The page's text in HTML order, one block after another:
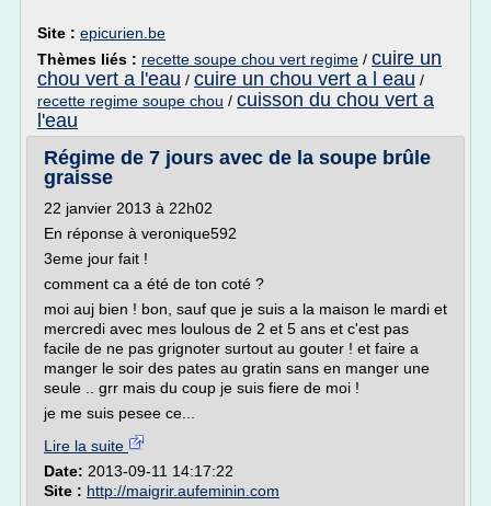
Site : epicurien.be
Thèmes liés : recette soupe chou vert regime / cuire un
chou vert a l'eau / cuire un chou vert a l eau /
recette regime soupe chou / cuisson du chou vert a
l'eau
Régime de 7 jours avec de la soupe brûle
graisse
22 janvier 2013 à 22h02
En réponse à veronique592
3eme jour fait !
comment ca a été de ton coté ?
moi auj bien ! bon, sauf que je suis a la maison le mardi et
mercredi avec mes loulous de 2 et 5 ans et c'est pas
facile de ne pas grignoter surtout au gouter ! et faire a
manger le soir des pates au gratin sans en manger une
seule .. grr mais du coup je suis fiere de moi !
je me suis pesee ce...
Lire la suite
Date: 2013-09-11 14:17:22
Site : http://maigrir.aufeminin.com